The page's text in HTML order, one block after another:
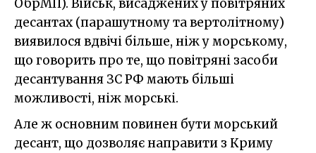
ОбрМП). Військ, висаджених у повітряних
десантах (парашутному та вертолітному)
виявилося вдвічі більше, ніж у морському,
що говорить про те, що повітряні засоби
десантування ЗС РФ мають більші
можливості, ніж морські.
Але ж основним повинен бути морський
десант, що дозволяє направити з Криму